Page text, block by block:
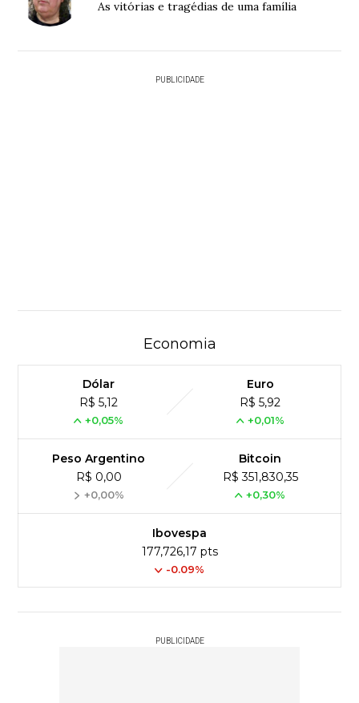
As vitórias e tragédias de uma família
PUBLICIDADE
Economia
Dólar
R$ 5,12
+0,05%
Euro
R$ 5,92
+0,01%
Peso Argentino
R$ 0,00
+0,00%
Bitcoin
R$ 351,830,35
+0,30%
Ibovespa
177,726,17 pts
-0.09%
PUBLICIDADE